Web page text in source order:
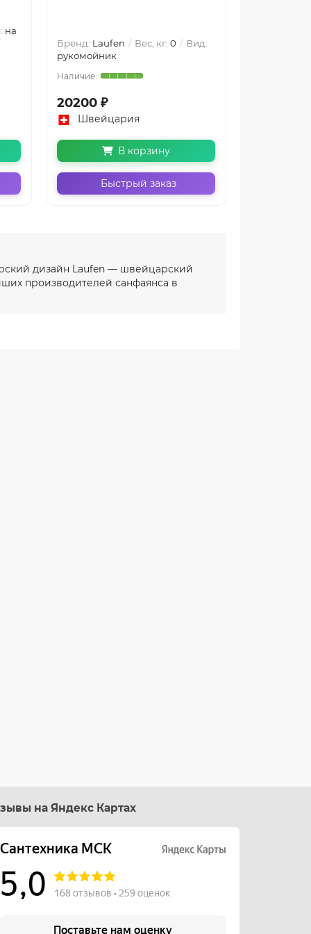
на
Бренд: Laufen Вес, кг: 0
Вид:
рукомойник
20200 ₽
Швейцария
В корзину
Быстрый заказ
дизайн Laufen — швейцарский
производителей санфаянса в
на Яндекс Картах